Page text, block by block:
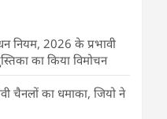
नियम, 2026 के प्रभावी
का किया विमोचन
चैनलों का धमाका, जियो ने